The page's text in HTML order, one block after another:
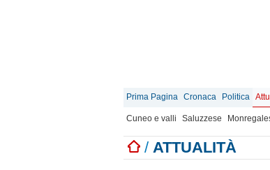
Prima Pagina Cronaca Politica
Cuneo e valli Saluzzese
/ ATTUALITÀ